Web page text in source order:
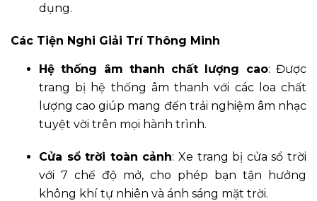
dụng.
Các Tiện Nghi Giải Trí Thông Minh
Hệ thống âm thanh chất lượng cao: Được
trang bị hệ thống âm thanh với các loa chất
lượng cao giúp mang đến trải nghiệm âm nhạc
tuyệt vời trên mọi hành trình.
Cửa sổ trời toàn cảnh: Xe trang bị cửa sổ trời
với 7 chế độ mở, cho phép bạn tận hưởng
không khí tự nhiên và ánh sáng mặt trời.